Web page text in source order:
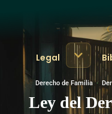
Legal
Derecho de Familia·
Ley del